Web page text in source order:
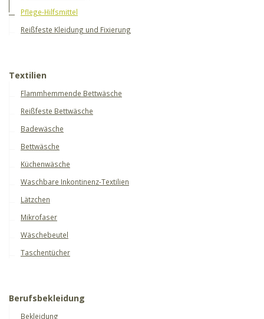
Pflege-Hilfsmittel
Reißfeste Kleidung und Fixierung
Textilien
Flammhemmende Bettwäsche
Reißfeste Bettwäsche
Badewäsche
Bettwäsche
Küchenwäsche
Waschbare Inkontinenz-Textilien
Lätzchen
Mikrofaser
Wäschebeutel
Taschentücher
Berufsbekleidung
Bekleidung